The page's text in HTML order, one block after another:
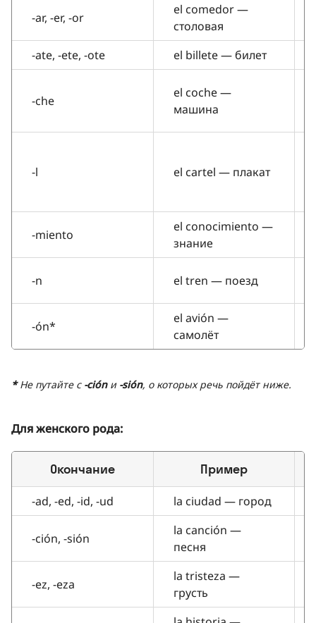
-ar, -er, -or
el comedor —
столовая
-ate, -ete, -ote el billete — билет
-che
el coche —
машина
-l el cartel — плакат
-miento
el conocimiento —
знание
-n el tren — поезд
-ón*
el avión —
самолёт
*Не путайте с -ciónи -sión, о которых речь пойдёт ниже.
Для женского рода:
Окончание Пример
-ad, -ed, -id, -ud la ciudad — город
-ción, -sión
la canción —
песня
-ez, -eza
la tristeza —
грусть